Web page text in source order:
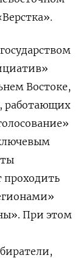
Востоке,
работающих
проходить
При этом